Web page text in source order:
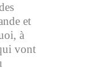
et
à
vont